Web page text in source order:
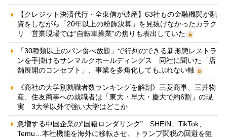
【クレジット決済代行・全東信が破産】63社もの金融機関が融
資をしながら「20年以上の粉飾決算」を見抜けなかったカラク
リ 営業現場では“自転車操業”の焦りも表出していた
「30種類以上のパン食べ放題」で行列のできる新形態レストラ
ンを手掛けるサンマルクホールディングス 同社に聞いた「店
舗展開のコンセプト」、事業を多角化してもぶれない軸
《商社の大学別就職者数ランキングを解剖》三菱商事、三井物
産、住友商事への就職者は「東大・早大・慶大で約6割」の現
実 3大学以外で強い大学はどこか
急増する中国企業の“国籍ロンダリング” SHEIN、TikTok、
Temu…本社機能を海外に移転させ、トランプ関税の回避を狙